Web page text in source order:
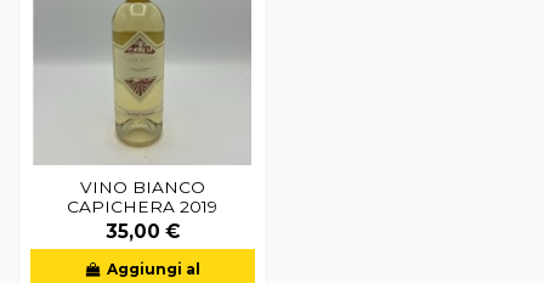
VINO BIANCO
CAPICHERA 2019
35,00 €
Aggiungi al